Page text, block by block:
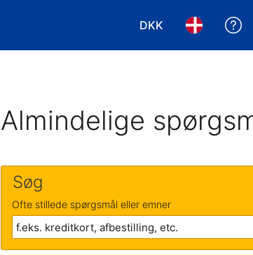
DKK
Vælg valuta. Din
Vælg
Almindelige
Søg
Ofte stillede spørgsmål eller emner